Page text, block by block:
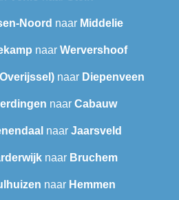
Noord naar Middelie
naar Wervershoof
naar Diepenveen
naar Cabauw
naar Jaarsveld
naar Bruchem
naar Hemmen